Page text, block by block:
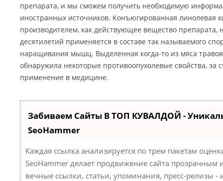
препарата, и мы сможем получить необходимую
иностранных источников. Конъюгированная линолевая
производителем, как действующее вещество препарата,
десятилетий применяется в составе так называемого
наращивания мышц. Выделенная когда-то из мяса
обнаружила некоторые противоопухолевые свойства, за
применение в медицине.
Забиваем Сайты В ТОП КУВАЛДОЙ -
SeoHammer
Каждая ссылка анализируется по трем пакетам
SeoHammer делает продвижение сайта прозрачным
вечные ссылки, статьи, упоминания, пресс-релизы -